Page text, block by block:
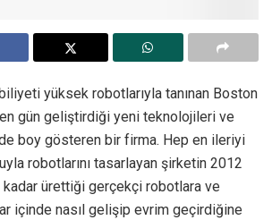
yüksek robotlarıyla tanınan Boston
gün geliştirdiği yeni teknolojileri ve
boy gösteren bir firma. Hep en ileriyi
robotlarını tasarlayan şirketin 2012
kadar ürettiği gerçekçi robotlara ve
içinde nasıl gelişip evrim geçirdiğine